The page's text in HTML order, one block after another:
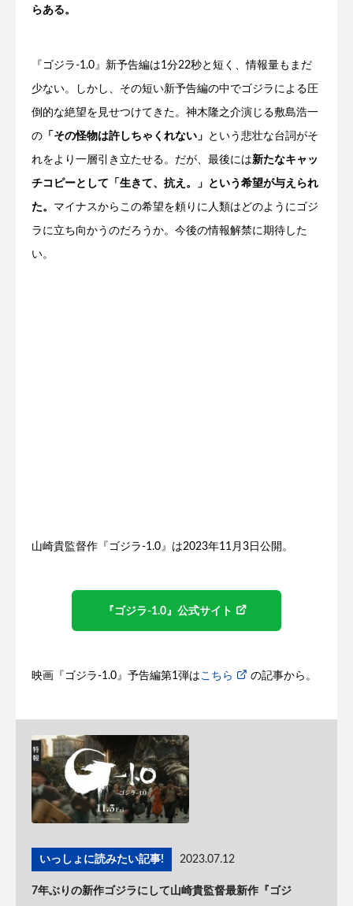
らある。
『ゴジラ-1.0』新予告編は1分22秒と短く、情報量もまだ
少ない。しかし、その短い新予告編の中でゴジラによる圧
倒的な絶望を見せつけてきた。神木隆之介演じる敷島浩一
の 「その怪物は許しちゃくれない」 という悲壮な台詞がそ
れをより一層引き立たせる。だが、最後には新たなキャッ
チコピーとして「生きて、抗え。」という希望が与えられ
た。 マイナスからこの希望を頼りに人類はどのようにゴジ
ラに立ち向かうのだろうか。今後の情報解禁に期待した
い。
山崎貴監督作『ゴジラ-1.0』は2023年11月3日公開。
『ゴジラ-1.0』公式サイト
映画『ゴジラ-1.0』予告編第1弾は こちら の記事から。
いっしょに読みたい記事! 2023.07.12
7年ぶりの新作ゴジラにして山崎貴監督最新作『ゴジ